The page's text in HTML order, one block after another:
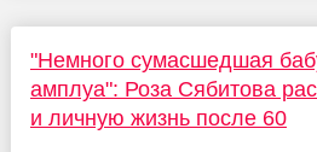
"Немного сумасшедшая
амплуа": Роза Сябитова
и личную жизнь после 60